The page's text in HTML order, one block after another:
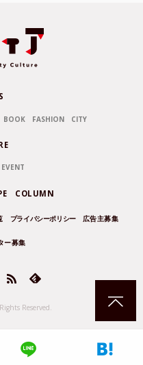
BOOK FASHION CITY
EVENT
COLUMN
プライバシーポリシー 広告主募集
ー募集
Reserved.